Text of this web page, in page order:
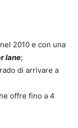
2010 e con una
lane;
di arrivare a
offre fino a 4